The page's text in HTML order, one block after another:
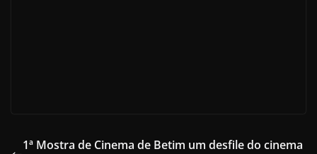
1ª Mostra de Cinema de Betim um desfile do cinema